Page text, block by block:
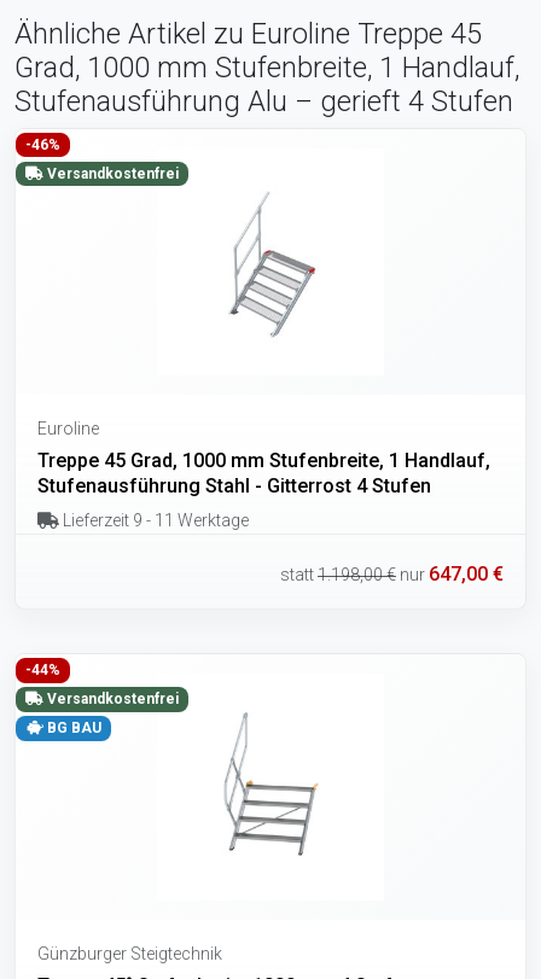
Ähnliche Artikel zu Euroline Treppe 45
Grad, 1000 mm Stufenbreite, 1 Handlauf,
Stufenausführung Alu – gerieft 4 Stufen
-46%
Versandkostenfrei
Euroline
Treppe 45 Grad, 1000 mm Stufenbreite, 1 Handlauf,
Stufenausführung Stahl - Gitterrost 4 Stufen
Lieferzeit 9 - 11 Werktage
statt1.198,00 € nur 647,00 €
-44%
Versandkostenfrei
BG BAU
Günzburger Steigtechnik